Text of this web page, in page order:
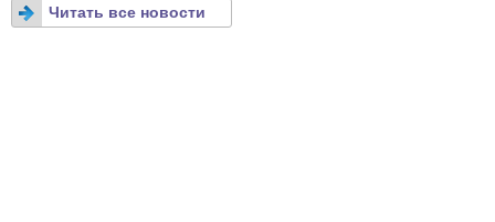
Читать все новости